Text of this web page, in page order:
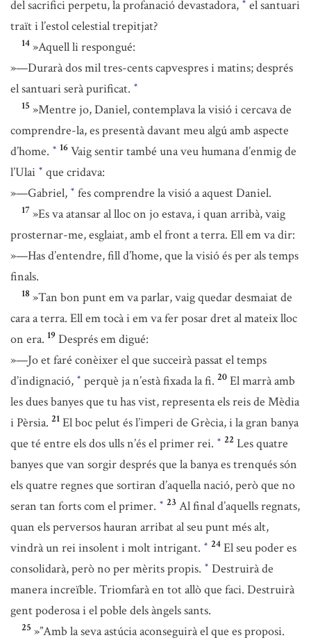
del sacrifici perpetu, la profanació devastadora, * el santuari
traït i l’estol celestial trepitjat?
14 »Aquell li respongué:
»—Durarà dos mil tres-cents capvespres i matins; després
el santuari serà purificat. *
15 »Mentre jo, Daniel, contemplava la visió i cercava de
comprendre-la, es presentà davant meu algú amb aspecte
d’home. * 16 Vaig sentir també una veu humana d’enmig de
l’Ulai * que cridava:
»—Gabriel, * fes comprendre la visió a aquest Daniel.
17 »Es va atansar al lloc on jo estava, i quan arribà, vaig
prosternar-me, esglaiat, amb el front a terra. Ell em va dir:
»—Has d’entendre, fill d’home, que la visió és per als temps
finals.
18 »Tan bon punt em va parlar, vaig quedar desmaiat de
cara a terra. Ell em tocà i em va fer posar dret al mateix lloc
on era. 19 Després em digué:
»—Jo et faré conèixer el que succeirà passat el temps
d’indignació, * perquè ja n’està fixada la fi. 20 El marrà amb
les dues banyes que tu has vist, representa els reis de Mèdia
i Pèrsia. 21 El boc pelut és l’imperi de Grècia, i la gran banya
que té entre els dos ulls n’és el primer rei. * 22 Les quatre
banyes que van sorgir després que la banya es trenqués són
els quatre regnes que sortiran d’aquella nació, però que no
seran tan forts com el primer. * 23 Al final d’aquells regnats,
quan els perversos hauran arribat al seu punt més alt,
vindrà un rei insolent i molt intrigant. * 24 El seu poder es
consolidarà, però no per mèrits propis. * Destruirà de
manera increïble. Triomfarà en tot allò que faci. Destruirà
gent poderosa i el poble dels àngels sants.
25 »”Amb la seva astúcia aconseguirà el que es proposi.